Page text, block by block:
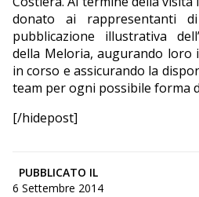
donato ai rappresentanti
pubblicazione illustrativa
della Meloria, augurando loro
in corso e assicurando la
team per ogni possibile forma
[/hidepost]
PUBBLICATO IL
6 Settembre 2014